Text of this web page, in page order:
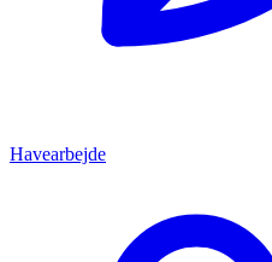
Havearbejde